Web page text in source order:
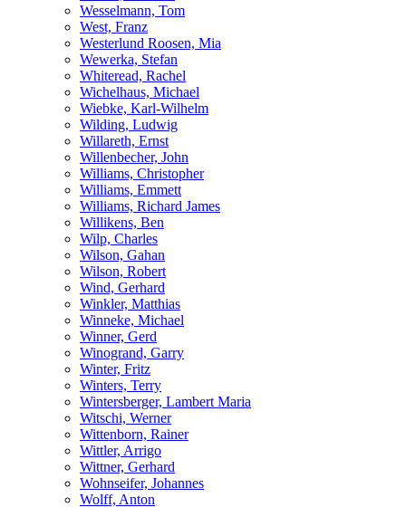
Wesselmann, Tom
West, Franz
Westerlund Roosen, Mia
Wewerka, Stefan
Whiteread, Rachel
Wichelhaus, Michael
Wiebke, Karl-Wilhelm
Wilding, Ludwig
Willareth, Ernst
Willenbecher, John
Williams, Christopher
Williams, Emmett
Williams, Richard James
Willikens, Ben
Wilp, Charles
Wilson, Gahan
Wilson, Robert
Wind, Gerhard
Winkler, Matthias
Winneke, Michael
Winner, Gerd
Winogrand, Garry
Winter, Fritz
Winters, Terry
Wintersberger, Lambert Maria
Witschi, Werner
Wittenborn, Rainer
Wittler, Arrigo
Wittner, Gerhard
Wohnseifer, Johannes
Wolff, Anton